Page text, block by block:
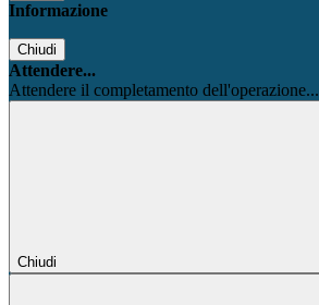
Informazione
Chiudi
Attendere...
Attendere il completamento dell'operazione...
Chiudi